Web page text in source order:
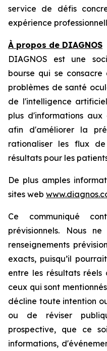
service de défis
expérience
À propos de DIAGNOS
DIAGNOS est une
bourse qui se
problèmes de santé
de l'intelligence
plus d'informations aux
afin d'améliorer la
rationaliser les flux
résultats pour les
De plus amples
sites web
Ce communiqué
prévisionnels. Nous
renseignements
exacts, puisqu’il
entre les résultats
ceux qui sont
décline toute intention
ou de réviser
prospective, que ce
informations,